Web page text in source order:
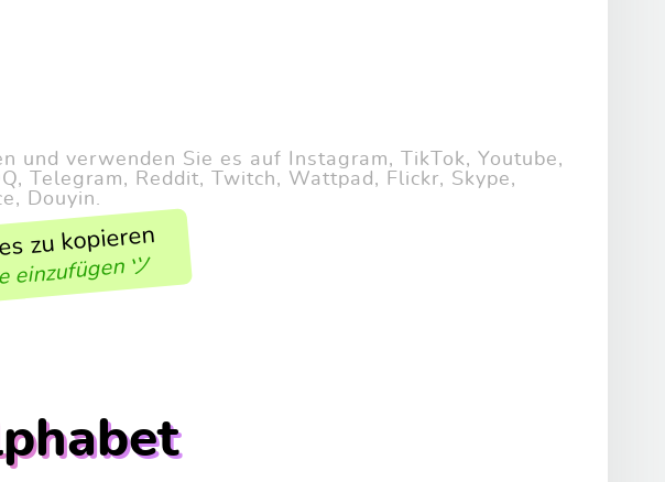
und verwenden Sie es auf Instagram, TikTok, Youtube,
Telegram, Reddit, Twitch, Wattpad, Flickr, Skype,
Douyin.
zu kopieren
ツ